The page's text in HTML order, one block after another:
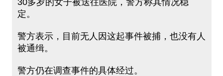
30多岁的女子被送往医院，警方称其情况稳
定。
警方表示，目前无人因这起事件被捕，也没有人
被通缉。
警方仍在调查事件的具体经过。